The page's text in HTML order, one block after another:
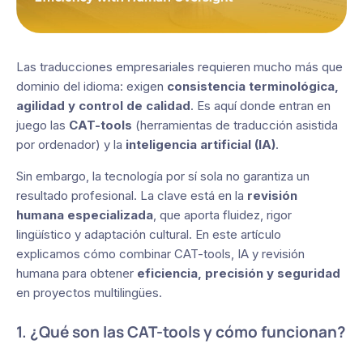
Las traducciones empresariales requieren mucho más que
dominio del idioma: exigen consistencia terminológica,
agilidad y control de calidad. Es aquí donde entran en
juego las CAT-tools (herramientas de traducción asistida
por ordenador) y la inteligencia artificial (IA).
Sin embargo, la tecnología por sí sola no garantiza un
resultado profesional. La clave está en la revisión
humana especializada, que aporta fluidez, rigor
lingüístico y adaptación cultural. En este artículo
explicamos cómo combinar CAT-tools, IA y revisión
humana para obtener eficiencia, precisión y seguridad
en proyectos multilingües.
1. ¿Qué son las CAT-tools y cómo funcionan?